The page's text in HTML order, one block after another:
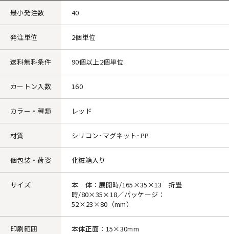
最小発注数 40
発注単位 2個単位
送料無料条件 90個以上2個単位
カートン入数 160
カラー・種類 レッド
材質 シリコン･マグネット･PP
個包装・荷姿 化粧箱入り
サイズ
本 体：展開時/165×35×13 折畳
時/80×35×18／パッケージ：
52×23×80（mm）
印刷範囲 本体正面：15×30mm